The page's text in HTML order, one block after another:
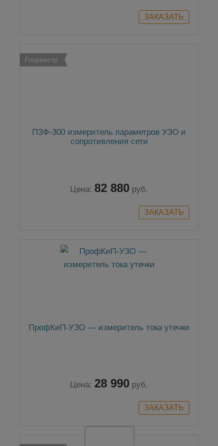
Госреестр
ПЗФ-300 измеритель параметров УЗО и
сопротивления сети
Цена: 82 880 руб.
ПрофКиП-УЗО — измеритель тока утечки
Цена: 28 990 руб.